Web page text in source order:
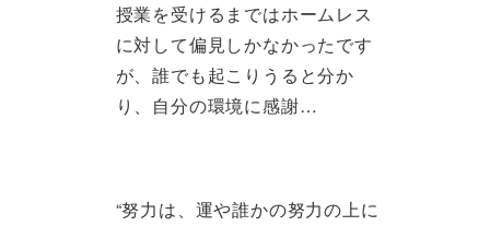
授業を受けるまではホームレス
に対して偏見しかなかったです
が、誰でも起こりうると分か
り、自分の環境に感謝…
“努力は、運や誰かの努力の上に